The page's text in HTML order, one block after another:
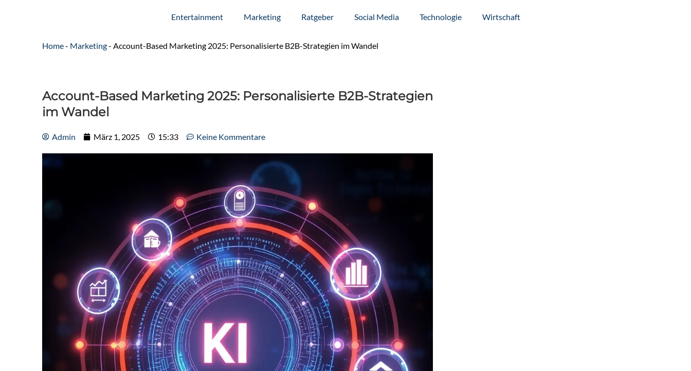
Entertainment Marketing Ratgeber Social Media Technologie Wirtschaft
Home- Marketing- Account-Based Marketing 2025: Personalisierte B2B-Strategien im Wandel
Account-Based Marketing 2025: Personalisierte B2B-Strategien
im Wandel
Admin März 1, 2025 15:33 Keine Kommentare